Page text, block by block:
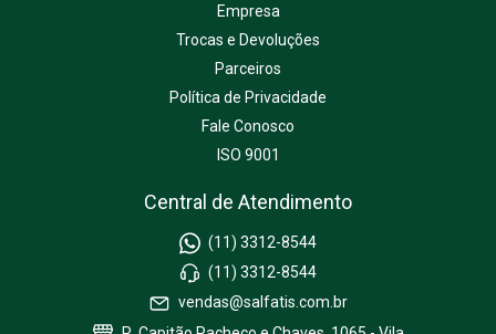
Empresa
Trocas e Devoluções
Parceiros
Política de Privacidade
Fale Conosco
ISO 9001
Central de Atendimento
(11) 3312-8544
(11) 3312-8544
vendas@salfatis.com.br